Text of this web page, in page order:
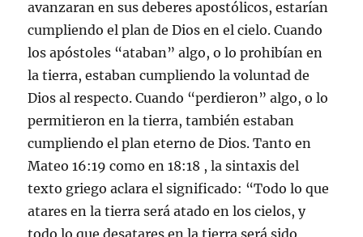
avanzaran en sus deberes apostólicos, estarían
cumpliendo el plan de Dios en el cielo. Cuando
los apóstoles “ataban” algo, o lo prohibían en
la tierra, estaban cumpliendo la voluntad de
Dios al respecto. Cuando “perdieron” algo, o lo
permitieron en la tierra, también estaban
cumpliendo el plan eterno de Dios. Tanto en
Mateo 16:19 como en 18:18 , la sintaxis del
texto griego aclara el significado: “Todo lo que
atares en la tierra será atado en los cielos, y
todo lo que desatares en la tierra será sido